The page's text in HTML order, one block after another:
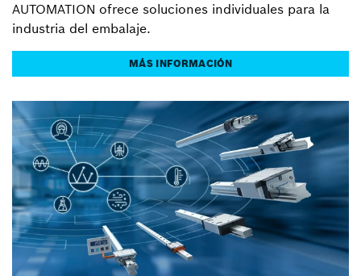
AUTOMATION ofrece soluciones individuales para la
industria del embalaje.
MÁS INFORMACIÓN